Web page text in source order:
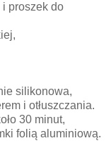
proszek do
silikonowa,
i otłuszczania.
30 minut,
folią aluminiową.